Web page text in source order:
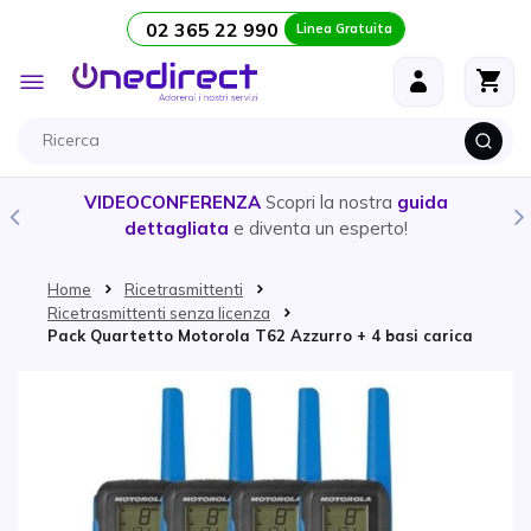
Salta al contenuto 02 365 22 990 Linea Gratuita
Toggle
Nav
Scopri la nostraguida
e diventa un esperto!
CUFFIE E AURICOLARI
prodotto
più
Home
Ricetrasmittenti
Ricetrasmittenti senza licenza
Pack Quartetto Motorola T62 Azzurro + 4 basi carica
Vai alla fine della galleria di immagini